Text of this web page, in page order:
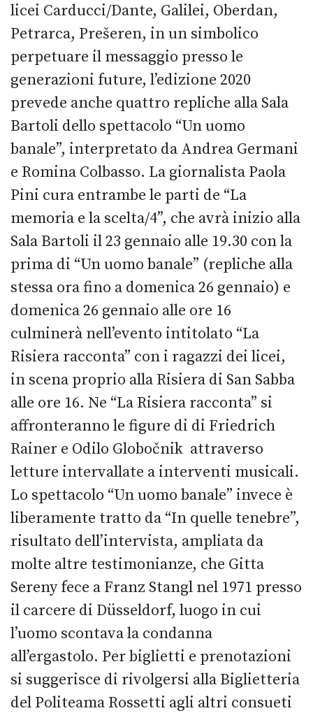
licei Carducci/Dante, Galilei, Oberdan,
Petrarca, Prešeren, in un simbolico
perpetuare il messaggio presso le
generazioni future, l’edizione 2020
prevede anche quattro repliche alla Sala
Bartoli dello spettacolo “Un uomo
banale”, interpretato da Andrea Germani
e Romina Colbasso. La giornalista Paola
Pini cura entrambe le parti de “La
memoria e la scelta/4”, che avrà inizio alla
Sala Bartoli il 23 gennaio alle 19.30 con la
prima di “Un uomo banale” (repliche alla
stessa ora fino a domenica 26 gennaio) e
domenica 26 gennaio alle ore 16
culminerà nell’evento intitolato “La
Risiera racconta” con i ragazzi dei licei,
in scena proprio alla Risiera di San Sabba
alle ore 16. Ne “La Risiera racconta” si
affronteranno le figure di di Friedrich
Rainer e Odilo Globočnik attraverso
letture intervallate a interventi musicali.
Lo spettacolo “Un uomo banale” invece è
liberamente tratto da “In quelle tenebre”,
risultato dell’intervista, ampliata da
molte altre testimonianze, che Gitta
Sereny fece a Franz Stangl nel 1971 presso
il carcere di Düsseldorf, luogo in cui
l’uomo scontava la condanna
all’ergastolo. Per biglietti e prenotazioni
si suggerisce di rivolgersi alla Biglietteria
del Politeama Rossetti agli altri consueti